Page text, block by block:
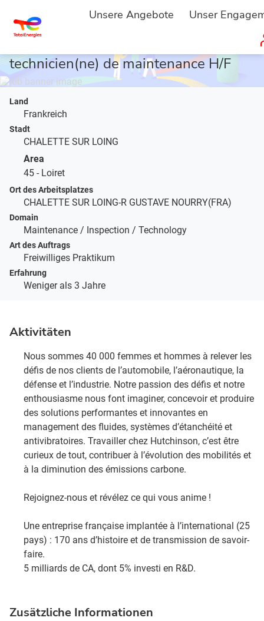
Unsere Angebote Unser
... JOBBESCHREIBUNG
technicien(ne) de maintenance H/F
Land
Frankreich
Stadt
CHALETTE SUR LOING
Area
45 - Loiret
Ort des Arbeitsplatzes
CHALETTE SUR LOING-R GUSTAVE NOURRY(FRA)
Domain
Maintenance / Inspection / Technology
Art des Auftrags
Freiwilliges Praktikum
Erfahrung
Weniger als 3 Jahre
Aktivitäten
Nous sommes 40 000 femmes et hommes à relever les
défis de nos clients de l’automobile, l’aéronautique, la
défense et l’industrie. Notre passion des défis et notre
enthousiasme nous font imaginer, concevoir et produire
des solutions performantes et innovantes en
management des fluides, systèmes d’étanchéité et
antivibratoires. Travailler chez Hutchinson, c’est être
curieux de tout, contribuer à l’évolution des mobilités et
à la diminution des émissions carbone. ​
Rejoignez-nous et révélez ce qui vous anime !​
Une entreprise française implantée à l’international (25
pays) : 170 ans d’histoire et de transmission de savoir-
faire.​
5 milliards de CA, dont 5% investi en R&D​.
Zusätzliche Informationen